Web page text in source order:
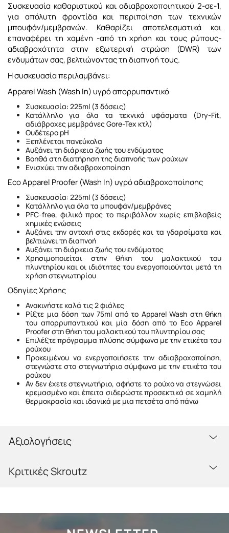
Συσκευασία καθαριστικού και αδιαβροχοποιητικού 2-σε-1,
για απόλυτη φροντίδα και περιποίηση των τεχνικών
μπουφάν/μεμβρανών. Καθαρίζει αποτελεσματικά και
επαναφέρει τη χαμένη -από τη χρήση και τους ρύπους-
αδιαβροχότητα στην εξωτερική στρώση (DWR) των
ενδυμάτων σας, βελτιώνοντας τη διαπνοή τους.
Η συσκευασία περιλαμβάνει:
Apparel Wash (Wash In) υγρό απορρυπαντικό
Συσκευασία: 225ml (3 δόσεις)
Κατάλληλο για όλα τα τεχνικά υφάσματα (Dry-Fit,
αδιάβροχες μεμβράνες Gore-Tex κτλ)
Ουδέτερο pH
Ξεπλένεται πανεύκολα
Αυξάνει τη διάρκεια ζωής του ενδύματος
Βοηθά στη διατήρηση της διαπνοής των ρούχων
Ενισχύει την αδιαβροχοποίηση
Eco Apparel Proofer (Wash In) υγρό αδιαβροχοποίησης
Συσκευασία: 225ml (3 δόσεις)
Κατάλληλο για όλα τα μπουφάν/μεμβράνες
PFC-free, φιλικό προς το περιβάλλον χωρίς επιβλαβείς
χημικές ενώσεις
Αυξάνει την αντοχή στις εκδορές και τα γδαρσίματα και
βελτιώνει τη διαπνοή
Αυξάνει τη διάρκεια ζωής του ενδύματος
Χρησιμοποιείται στην θήκη του μαλακτικού του
πλυντηρίου και οι ιδιότητες του ενεργοποιούνται μετά τη
χρήση στεγνωτηρίου
Οδηγίες Χρήσης
Ανακινήστε καλά τις 2 φιάλες
Ρίξτε μια δόση των 75ml από το Apparel Wash στη θήκη
του απορρυπαντικού και μία δόση από το Eco Apparel
Proofer στη θήκη του μαλακτικού του πλυντηρίου σας
Επιλέξτε πρόγραμμα πλύσης σύμφωνα με την ετικέτα του
ρούχου
Προκειμένου να ενεργοποιήσετε την αδιαβροχοποίηση,
στεγνώστε στο στεγνωτήριο σύμφωνα με την ετικέτα του
ρούχου
Αν δεν έχετε στεγνωτήριο, αφήστε το ρούχο να στεγνώσει
κρεμασμένο και έπειτα σιδερώστε προσεκτικά σε χαμηλή
θερμοκρασία και ιδανικά με μια πετσέτα από πάνω
Αξιολογήσεις
Κριτικές Skroutz